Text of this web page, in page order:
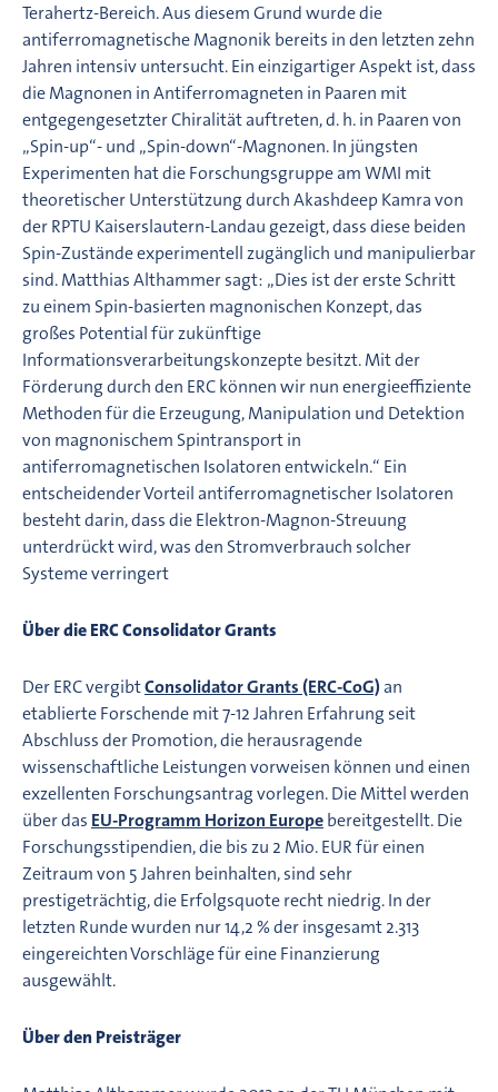
Terahertz-Bereich. Aus diesem Grund wurde die
antiferromagnetische Magnonik bereits in den letzten zehn
Jahren intensiv untersucht. Ein einzigartiger Aspekt ist, dass
die Magnonen in Antiferromagneten in Paaren mit
entgegengesetzter Chiralität auftreten, d. h. in Paaren von
„Spin-up“- und „Spin-down“-Magnonen. In jüngsten
Experimenten hat die Forschungsgruppe am WMI mit
theoretischer Unterstützung durch Akashdeep Kamra von
der RPTU Kaiserslautern-Landau gezeigt, dass diese beiden
Spin-Zustände experimentell zugänglich und manipulierbar
sind. Matthias Althammer sagt: „Dies ist der erste Schritt
zu einem Spin-basierten magnonischen Konzept, das
großes Potential für zukünftige
Informationsverarbeitungskonzepte besitzt. Mit der
Förderung durch den ERC können wir nun energieeffiziente
Methoden für die Erzeugung, Manipulation und Detektion
von magnonischem Spintransport in
antiferromagnetischen Isolatoren entwickeln.“ Ein
entscheidender Vorteil antiferromagnetischer Isolatoren
besteht darin, dass die Elektron-Magnon-Streuung
unterdrückt wird, was den Stromverbrauch solcher
Systeme verringert
Über die ERC Consolidator Grants
Der ERC vergibtConsolidator Grants (ERC-CoG)an
etablierte Forschende mit 7-12 Jahren Erfahrung seit
Abschluss der Promotion, die herausragende
wissenschaftliche Leistungen vorweisen können und einen
exzellenten Forschungsantrag vorlegen. Die Mittel werden
über das EU-Programm Horizon Europebereitgestellt. Die
Forschungsstipendien, die bis zu 2 Mio. EUR für einen
Zeitraum von 5 Jahren beinhalten, sind sehr
prestigeträchtig, die Erfolgsquote recht niedrig. In der
letzten Runde wurden nur 14,2 % der insgesamt 2.313
eingereichten Vorschläge für eine Finanzierung
ausgewählt.
Über den Preisträger